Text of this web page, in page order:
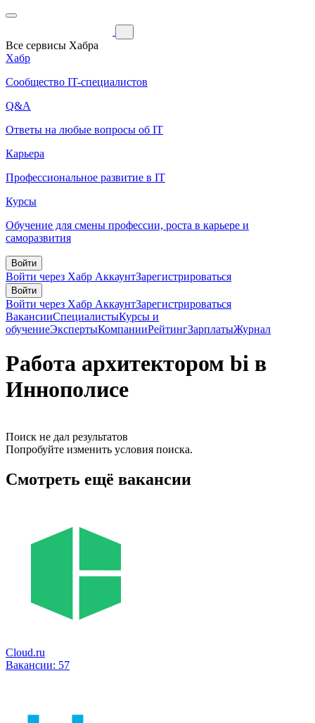
Все сервисы Хабра
Хабр
Сообщество IT-специалистов
Q&A
Ответы на любые вопросы об IT
Карьера
Профессиональное развитие в IT
Курсы
Обучение для смены профессии, роста в карьере и
саморазвития
Войти
Войти через Хабр АккаунтЗарегистрироваться
Войти
Войти через Хабр АккаунтЗарегистрироваться
ВакансииСпециалистыКурсы и
обучениеЭкспертыКомпанииРейтингЗарплатыЖурнал
Работа архитектором bi в
Иннополисе
Поиск не дал результатов
Попробуйте изменить условия поиска.
Смотреть ещё вакансии
Cloud.ru
Вакансии: 57